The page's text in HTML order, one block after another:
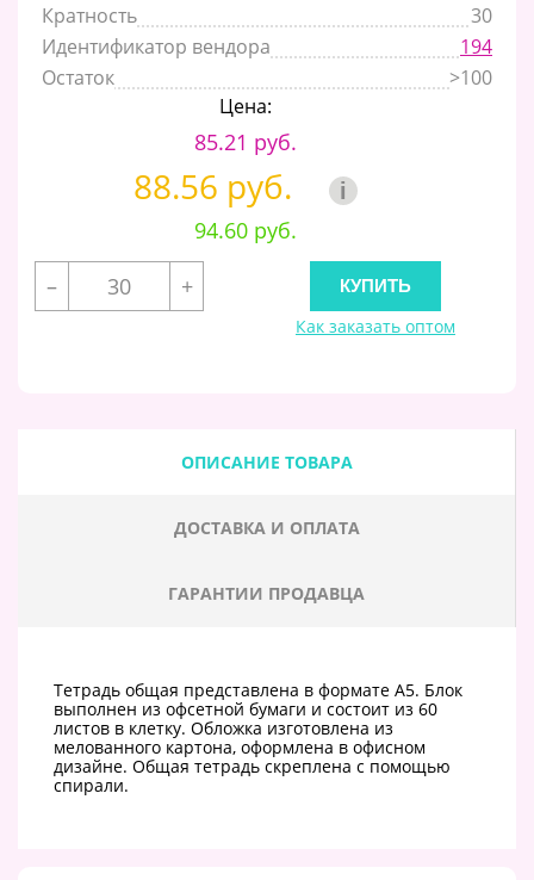
Кратность
30
Идентификатор вендора
194
Остаток
>100
Цена:
85.21 руб.
88.56 руб. i
94.60 руб.
–
+
Как заказать оптом
ОПИСАНИЕ ТОВАРА
ДОСТАВКА И ОПЛАТА
ГАРАНТИИ ПРОДАВЦА
Тетрадь общая представлена в формате А5. Блок
выполнен из офсетной бумаги и состоит из 60
листов в клетку. Обложка изготовлена из
мелованного картона, оформлена в офисном
дизайне. Общая тетрадь скреплена с помощью
спирали.